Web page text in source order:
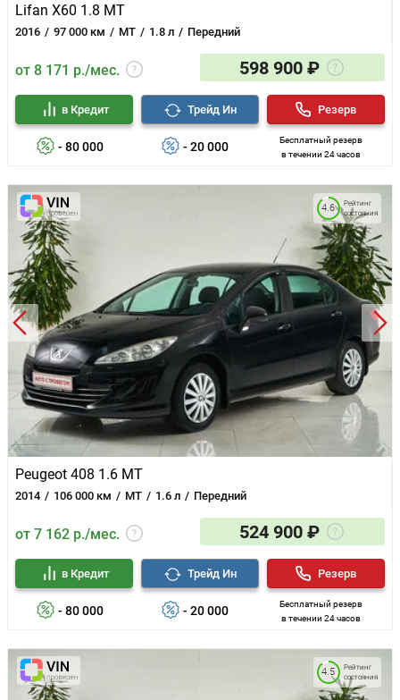
Lifan X60 1.8 MT
2016 97 000 км MT 1.8 л Передний
от 8 171 р./мес. 598 900 ₽
- 80 000
в Кредит
- 20 000
Трейд Ин
Бесплатный резерв
в течении 24 часов
Резерв
Peugeot 408 1.6 MT
2014 106 000 км MT 1.6 л Передний
Рейтинг
состояния
4.6
от 7 162 р./мес. 524 900 ₽
- 80 000
в Кредит
- 20 000
Трейд Ин
Бесплатный резерв
в течении 24 часов
Резерв
Рейтинг
состояния
4.5